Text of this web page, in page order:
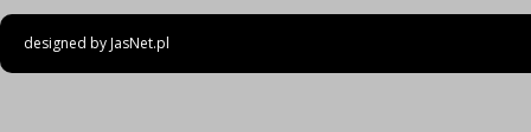
designed byJasNet.pl